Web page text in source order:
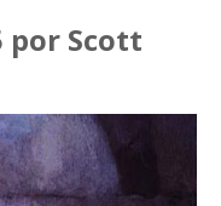
por Scott